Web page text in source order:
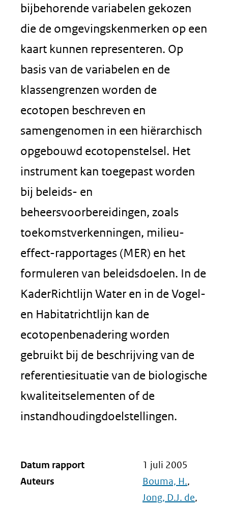
bijbehorende variabelen gekozen
die de omgevingskenmerken op een
kaart kunnen representeren. Op
basis van de variabelen en de
klassengrenzen worden de
ecotopen beschreven en
samengenomen in een hiërarchisch
opgebouwd ecotopenstelsel. Het
instrument kan toegepast worden
bij beleids- en
beheersvoorbereidingen, zoals
toekomstverkenningen, milieu-
effect-rapportages (MER) en het
formuleren van beleidsdoelen. In de
KaderRichtlijn Water en in de Vogel-
en Habitatrichtlijn kan de
ecotopenbenadering worden
gebruikt bij de beschrijving van de
referentiesituatie van de biologische
kwaliteitselementen of de
instandhoudingdoelstellingen.
Datum rapport
1 juli 2005
Auteurs
Bouma, H.,
Jong, D.J. de,